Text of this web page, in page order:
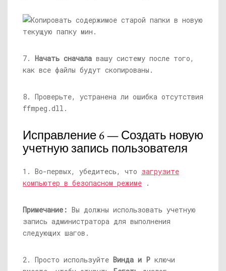
7. Начать сначала вашу систему после того,
как все файлы будут скопированы.
8. Проверьте, устранена ли ошибка отсутствия
ffmpeg.dll .
Исправление 6 — Создать новую
учетную запись пользователя
1. Во-первых, убедитесь, что загрузите
компьютер в безопасном режиме .
Примечание: Вы должны использовать учетную
запись администратора для выполнения
следующих шагов.
2. Просто используйте Винда и Р ключи